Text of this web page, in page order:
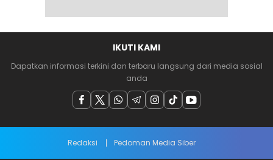
IKUTI KAMI
Dapatkan informasi terkini dan terbaru langsung dari media sosial
anda
Redaksi Pedoman Media Siber